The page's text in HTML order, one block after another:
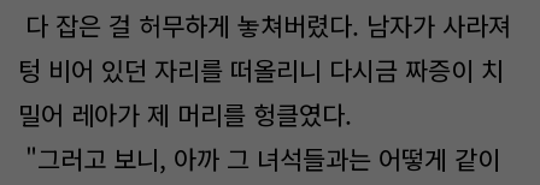
다 잡은 걸 허무하게 놓쳐버렸다. 남자가 사라져
텅 비어 있던 자리를 떠올리니 다시금 짜증이 치
밀어 레아가 제 머리를 헝클였다.
"그러고 보니, 아까 그 녀석들과는 어떻게 같이